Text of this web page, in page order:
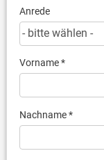
Anrede
Vorname *
Nachname *